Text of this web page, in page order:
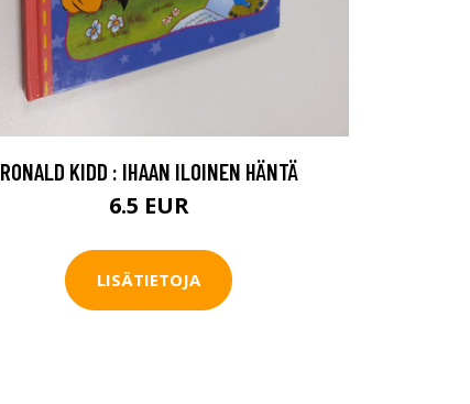
RONALD KIDD : IHAAN ILOINEN HÄNTÄ
6.5 EUR
LISÄTIETOJA